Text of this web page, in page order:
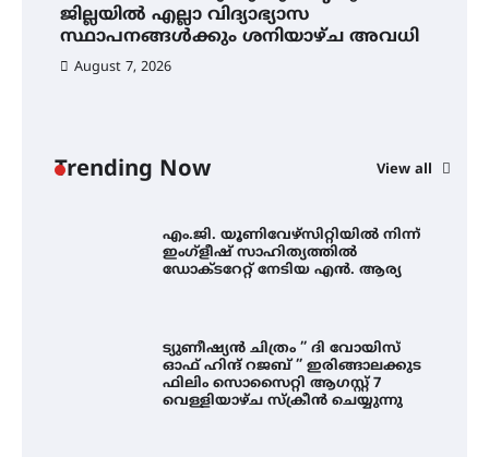
ജില്ലയിൽ എല്ലാ വിദ്യാഭ്യാസ
സ്ഥാപനങ്ങൾക്കും ശനിയാഴ്ച അവധി
August 7, 2026
Trending Now View all
2026 കവിതാ ചർച്ച കാട്ടൂർ, ടി. കെ.
ബാലൻ ഹാളിൽ 16ന്
അവധി
എം.ജി. യൂണിവേഴ്‌സിറ്റിയിൽ നിന്ന്
ഇംഗ്ളീഷ് സാഹിത്യത്തിൽ
ഡോക്ടറേറ്റ് നേടിയ എൻ. ആര്യ
ട്യുണീഷ്യൻ ചിത്രം ” ദി വോയിസ്
ഓഫ് ഹിന്ദ് റജബ് ” ഇരിങ്ങാലക്കുട
ഫിലിം സൊസൈറ്റി ആഗസ്റ്റ് 7
വെള്ളിയാഴ്ച സ്‌ക്രീൻ ചെയ്യുന്നു